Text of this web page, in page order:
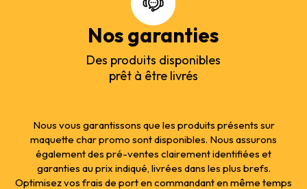
Nos garanties
Des produits disponibles
prêt à être livrés
Nous vous garantissons que les produits présents sur
maquette char promo sont disponibles. Nous assurons
également des pré-ventes clairement identifiées et
garanties au prix indiqué, livrées dans les plus brefs.
Optimisez vos frais de port en commandant en même temps